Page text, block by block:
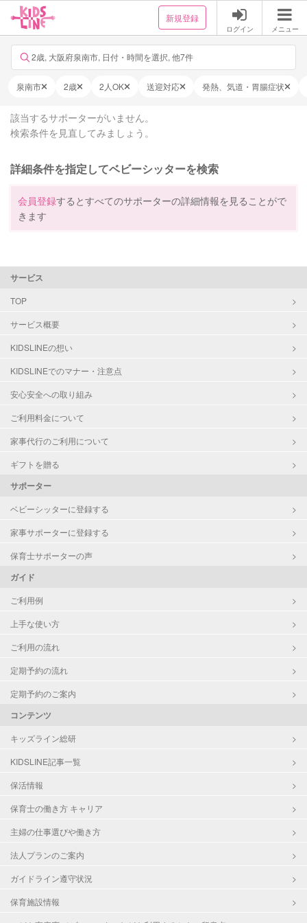
新規登録
ログイン メニュー
2歳, 大阪府泉南市, 日付・時間を選択, 他7件
泉南市 2歳 2人OK 送迎対応 発熱、気道・胃腸症状
該当するサポーターがいません。
検索条件を見直してみましょう。
詳細条件を指定してベビーシッターを検索
会員登録するとすべてのサポーターの詳細情報を見ることがで
きます
サービス
TOP
サービス概要
KIDSLINEの想い
KIDSLINEでのマナー・注意点
安心安全への取り組み
ご利用料金について
家事代行のご利用について
ギフトを贈る
サポーター
ベビーシッターに登録する
家事サポーターに登録する
保育士サポーターの声
ガイド
ご利用例
上手な使い方
ご利用の流れ
定期予約の流れ
定期予約のご案内
コンテンツ
キッズライン総研
KIDSLINE記事一覧
保活情報
保育士の働き方 キャリア
主婦の仕事選びや働き方
法人プランのご案内
ガイドライン遵守状況
保育施設情報